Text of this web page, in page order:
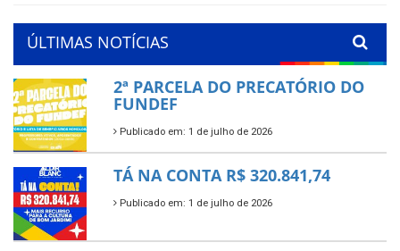
ÚLTIMAS NOTÍCIAS
2ª PARCELA DO PRECATÓRIO DO
FUNDEF
Publicado em: 1 de julho de 2026
TÁ NA CONTA R$ 320.841,74
Publicado em: 1 de julho de 2026